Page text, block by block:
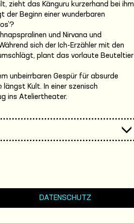
zieht das Känguru kurzerhand bei ihm
der Beginn einer wunderbaren
und Nirvana und
sich der Ich-Erzähler mit den
plant das vorlaute Beuteltier
unbeirrbaren Gespür für absurde
längst Kult. In einer szenisch
ins Ateliertheater.
DATENSCHUTZ